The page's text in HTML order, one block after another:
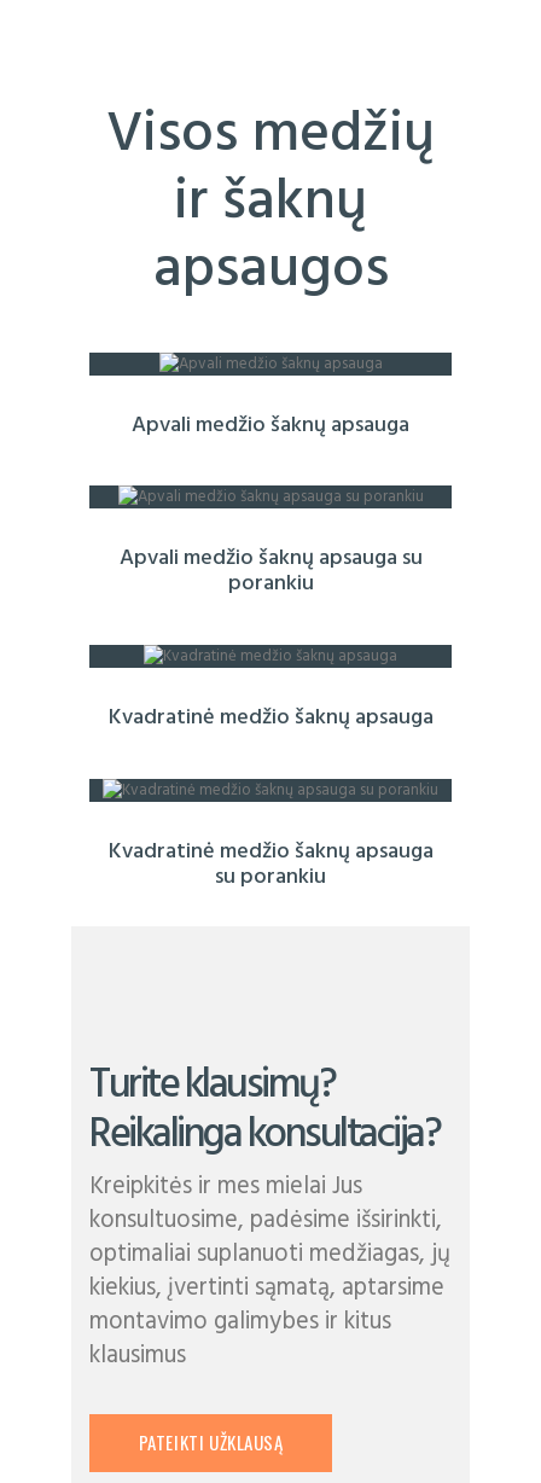
Visos medžių
ir šaknų
apsaugos
Apvali medžio šaknų apsauga
Apvali medžio šaknų apsauga su
porankiu
Kvadratinė medžio šaknų apsauga
Kvadratinė medžio šaknų apsauga
su porankiu
Turite klausimų?
Reikalinga konsultacija?
Kreipkitės ir mes mielai Jus
konsultuosime, padėsime išsirinkti,
optimaliai suplanuoti medžiagas, jų
kiekius, įvertinti sąmatą, aptarsime
montavimo galimybes ir kitus
klausimus
PATEIKTI UŽKLAUSĄ